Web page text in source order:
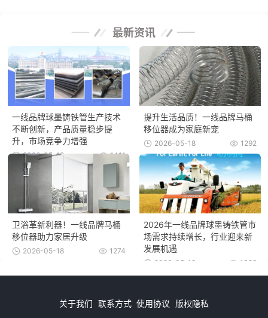
最新资讯
一线品牌球墨铸铁管生产技术
不断创新，产品质量稳步提
升，市场竞争力增强
1411
2026-05-18
提升生活品质！一线品牌马桶
移位器成为家庭新宠
1292
2026-05-18
卫浴革新利器！一线品牌马桶
移位器助力家居升级
1274
2026-05-18
2026年一线品牌球墨铸铁管市
场需求持续增长，行业迎来新
发展机遇
1328
2026-05-18
关于我们 联系方式 使用协议 版权隐私